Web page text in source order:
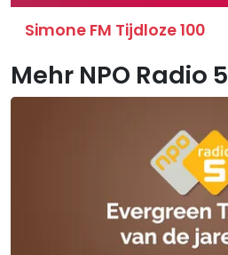
Simone FM Tijdloze 100
Mehr NPO Radio 5